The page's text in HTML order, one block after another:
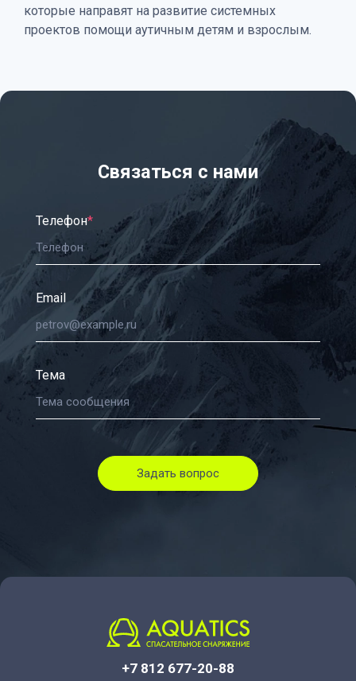
которые направят на развитие системных
проектов помощи аутичным детям и взрослым.
Связаться с нами
Телефон*
Email
Тема
Задать вопрос
+7 812 677-20-88